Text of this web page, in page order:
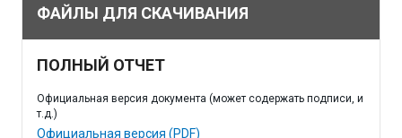
ФАЙЛЫ ДЛЯ СКАЧИВАНИЯ
ПОЛНЫЙ ОТЧЕТ
Официальная версия документа (может содержать подписи, и
т.д.)
Официальная версия (PDF)